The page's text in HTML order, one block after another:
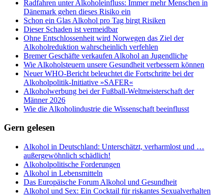
Radfahren unter Alkoholeinfluss: Immer mehr Menschen in
Dänemark gehen dieses Risiko ein
Schon ein Glas Alkohol pro Tag birgt Risiken
Dieser Schaden ist vermeidbar
Ohne Entschlossenheit wird Norwegen das Ziel der
Alkoholreduktion wahrscheinlich verfehlen
Bremer Geschäfte verkaufen Alkohol an Jugendliche
Wie Alkoholsteuern unsere Gesundheit verbessern können
Neuer WHO-Bericht beleuchtet die Fortschritte bei der
Alkoholpolitik-Initiative »SAFER«
Alkoholwerbung bei der Fußball-Weltmeisterschaft der
Männer 2026
Wie die Alkoholindustrie die Wissenschaft beeinflusst
Gern gelesen
Alkohol in Deutschland: Unterschätzt, verharmlost und …
außergewöhnlich schädlich!
Alkoholpolitische Forderungen
Alkohol in Lebensmitteln
Das Europäische Forum Alkohol und Gesundheit
Alkohol und Sex: Ein Cocktail für riskantes Sexualverhalten